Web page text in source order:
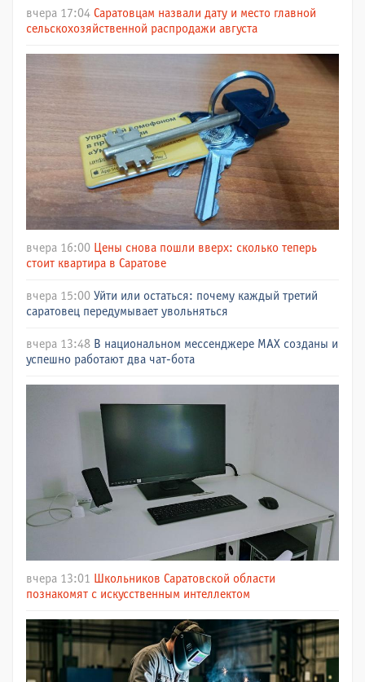
вчера 17:04 Саратовцам назвали дату и место главной
сельскохозяйственной распродажи августа
вчера 16:00 Цены снова пошли вверх: сколько теперь
стоит квартира в Саратове
вчера 15:00 Уйти или остаться: почему каждый третий
саратовец передумывает увольняться
вчера 13:48 В национальном мессенджере МАХ созданы и
успешно работают два чат-бота
вчера 13:01
Школьников Саратовской области
познакомят с искусственным интеллектом